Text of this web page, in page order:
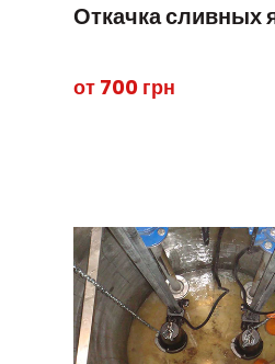
Откачка сливных
от 700 грн